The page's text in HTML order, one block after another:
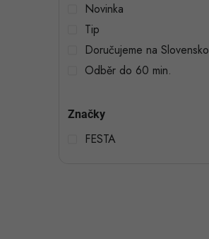
a
Novinka
Tip
Doručujeme na Slovensko
Odběr do 60 min.
Značky
FESTA